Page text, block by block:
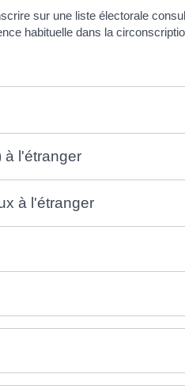
sur une liste électorale
habituelle dans la
à l'étranger
à l'étranger